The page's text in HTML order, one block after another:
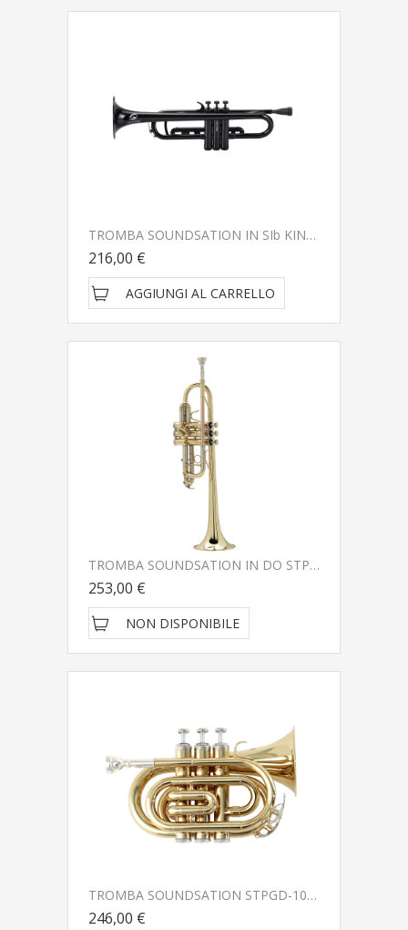
TROMBA SOUNDSATION IN SIb KINDER SKT-10BK
216,00 €
AGGIUNGI AL CARRELLO
TROMBA SOUNDSATION IN DO STPGD-10C GOLD
253,00 €
NON DISPONIBILE
TROMBA SOUNDSATION STPGD-10P POCKET GOLD
246,00 €